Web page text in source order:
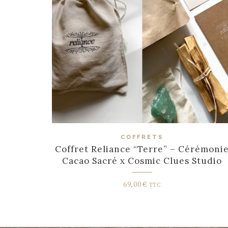
COFFRETS
Coffret Reliance “Terre” –
Cacao Sacré x Cosmic Clues Studio
69,00€ TTC